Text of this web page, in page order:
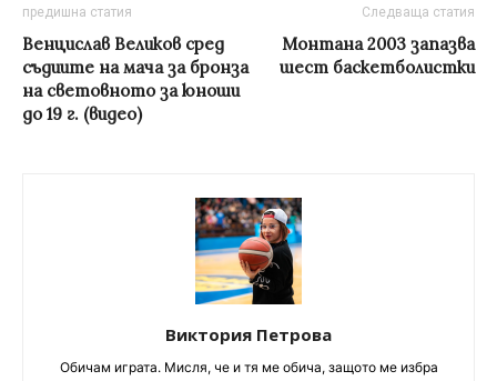
предишна статия
Венцислав Великов сред
съдиите на мача за бронза
на световното за юноши
до 19 г. (видео)
Следваща статия
Монтана 2003 запазва
шест баскетболистки
Виктория Петрова
Обичам играта. Мисля, че и тя ме обича, защото ме избра